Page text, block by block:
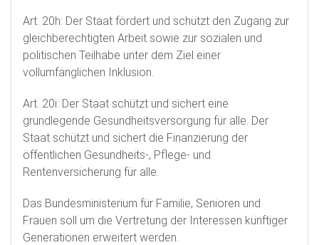
Art. 20h: Der Staat fördert und schützt den Zugang zur
gleichberechtigten Arbeit sowie zur sozialen und
politischen Teilhabe unter dem Ziel einer
vollumfänglichen Inklusion.
Art. 20i: Der Staat schützt und sichert eine
grundlegende Gesundheitsversorgung für alle. Der
Staat schützt und sichert die Finanzierung der
öffentlichen Gesundheits-, Pflege- und
Rentenversicherung für alle.
Das Bundesministerium für Familie, Senioren und
Frauen soll um die Vertretung der Interessen künftiger
Generationen erweitert werden.